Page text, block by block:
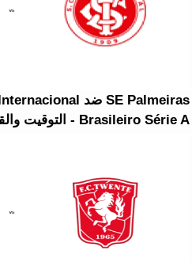
Brasileiro Série A - التوقيت والقنوات 2026-08-09